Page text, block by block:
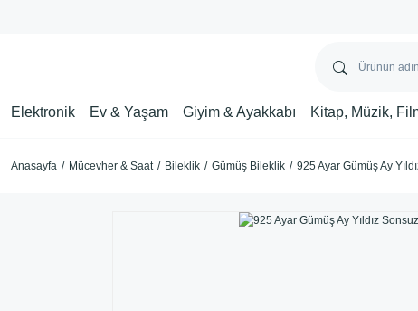
Elektronik Ev & Yaşam Giyim & Ayakkabı Kitap, Müzik,
Anasayfa Mücevher & Saat Bileklik Gümüş Bileklik 925 Ayar Gümüş Ay